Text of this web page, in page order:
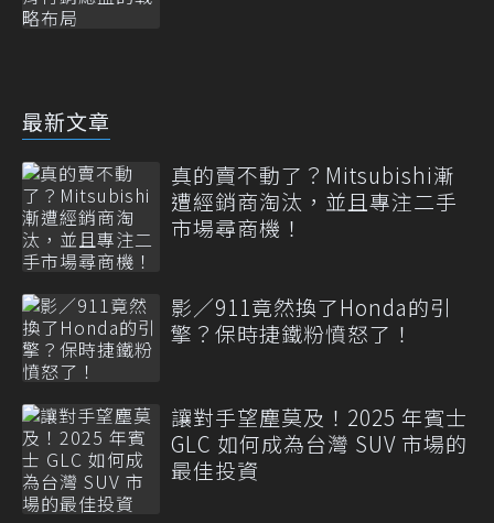
最新文章
真的賣不動了？Mitsubishi漸
遭經銷商淘汰，並且專注二手
市場尋商機！
影／911竟然換了Honda的引
擎？保時捷鐵粉憤怒了！
讓對手望塵莫及！2025 年賓士
GLC 如何成為台灣 SUV 市場的
最佳投資